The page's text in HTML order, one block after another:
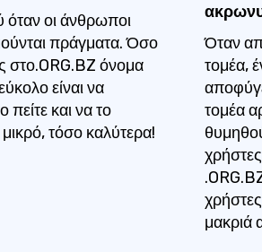
όταν οι άνθρωποι
πράγματα. Όσο
στο.ORG.BZ όνομα
είναι να
πείτε και να το
τόσο καλύτερα!
Όταν
τομέα,
τομέα
μακριά